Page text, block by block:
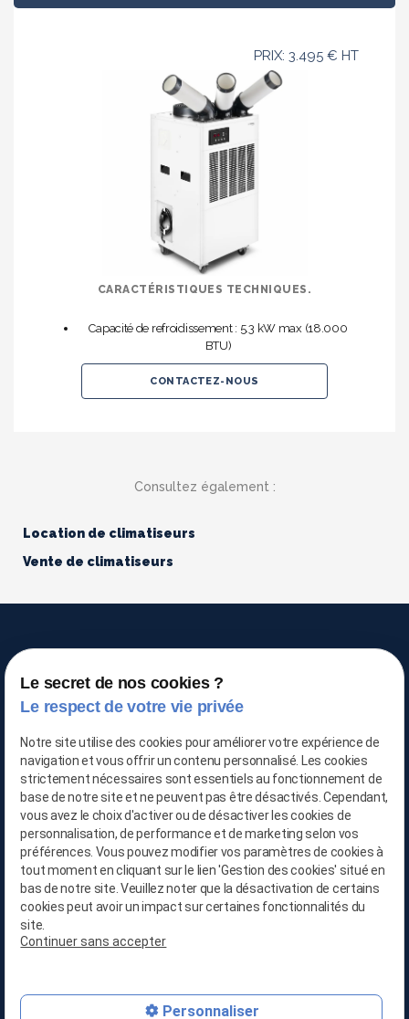
PRIX: 3.495 € HT
CARACTÉRISTIQUES TECHNIQUES.
Capacité de refroidissement : 5.3 kW max (18.000
BTU)
CONTACTEZ-NOUS
Consultez également :
Location de climatiseurs
Vente de climatiseurs
03 66 88 25 06
06 21 65 28 29
Le secret de nos cookies ?
Le respect de votre vie privée
Notre site utilise des cookies pour améliorer votre expérience de
navigation et vous offrir un contenu personnalisé. Les cookies
strictement nécessaires sont essentiels au fonctionnement de
base de notre site et ne peuvent pas être désactivés. Cependant,
vous avez le choix d'activer ou de désactiver les cookies de
personnalisation, de performance et de marketing selon vos
préférences. Vous pouvez modifier vos paramètres de cookies à
tout moment en cliquant sur le lien 'Gestion des cookies' situé en
bas de notre site. Veuillez noter que la désactivation de certains
cookies peut avoir un impact sur certaines fonctionnalités du
site.
Continuer sans accepter
Personnaliser